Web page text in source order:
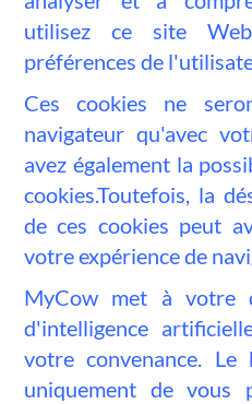
utilisez ce site
préférences de
Ces cookies ne
navigateur qu'avec
avez également la
cookies.Toutefois, la
de ces cookies peut
votre expérience de
MyCow met à votre
d'intelligence
votre convenance.
uniquement de vous